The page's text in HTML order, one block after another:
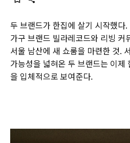
두 브랜드가 한집에 살기 시작했다
가구 브랜드 빌라레코드와 리빙 커
서울 남산에 새 쇼룸을 마련한 것.
가능성을 넓혀온 두 브랜드는 이제
을 입체적으로 보여준다.